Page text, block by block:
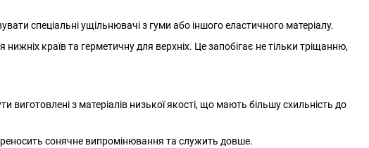
спеціальні ущільнювачі з гуми або іншого еластичного матеріалу.
країв та герметичну для верхніх. Це запобігає не тільки тріщанню,
з матеріалів низької якості, що мають більшу схильність до
сонячне випромінювання та служить довше.